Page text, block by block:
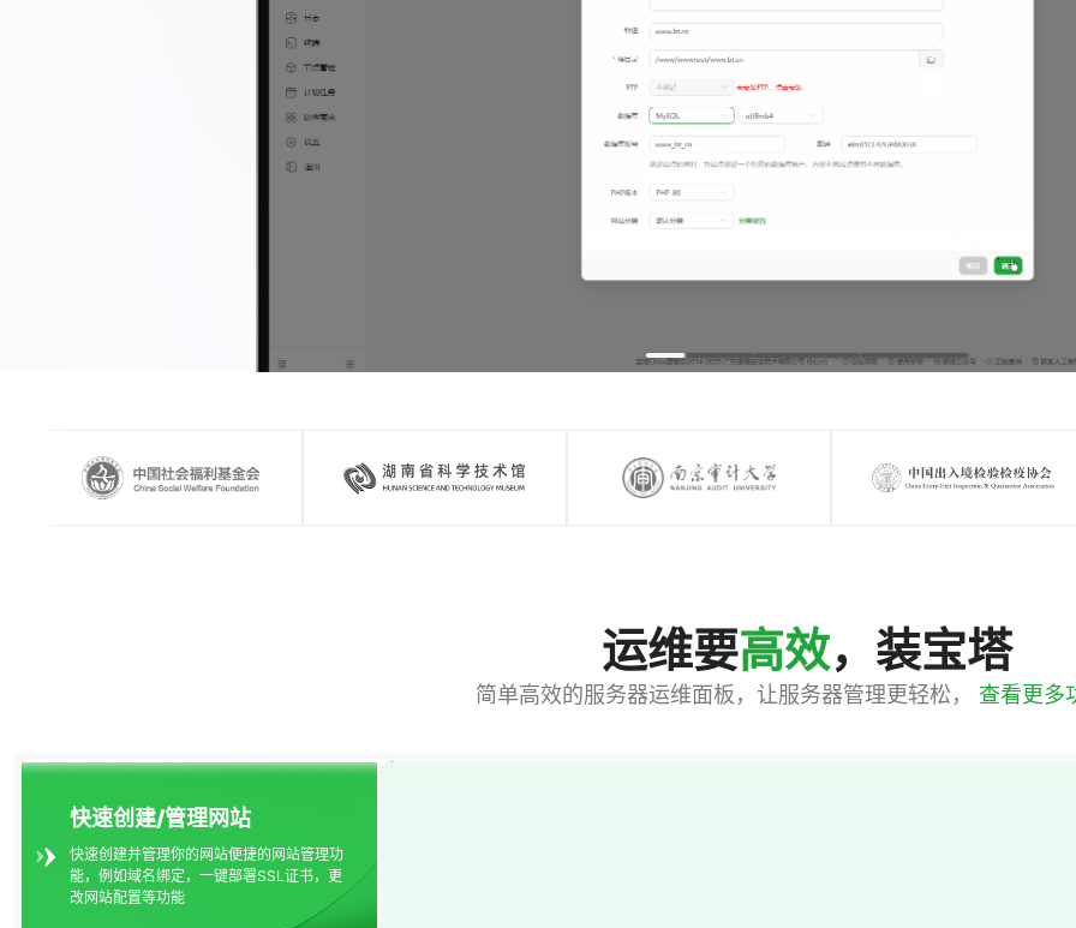
运维要高效，装宝塔
简单高效的服务器运维面板，让服务器管理更轻松， 查看更多
快速创建/管理网站
快速创建并管理你的网站便捷的网站管理功
能，例如域名绑定，一键部署SSL证书，更
改网站配置等功能